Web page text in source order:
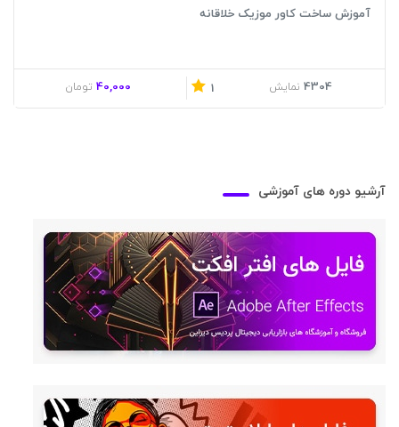
آموزش ساخت کاور موزیک خلاقانه
4304 نمایش 1
40,000 تومان
آرشیو دوره های آموزشی